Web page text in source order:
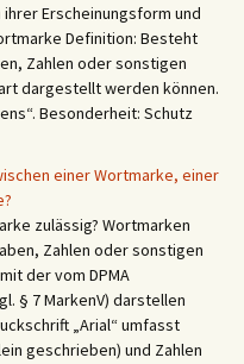
Erscheinungsform und
Definition: Besteht
Zahlen oder sonstigen
dargestellt werden können.
Besonderheit: Schutz
einer Wortmarke, einer
zulässig? Wortmarken
Zahlen oder sonstigen
der vom DPMA
§ 7 MarkenV) darstellen
„Arial“ umfasst
geschrieben) und Zahlen